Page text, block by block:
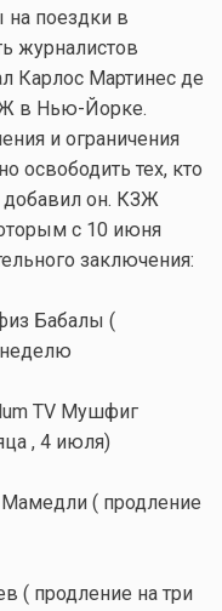
поездки в
журналистов
Карлос Мартинес де
в Нью-Йорке.
и ограничения
освободить тех, кто
добавил он. КЗЖ
с 10 июня
заключения:
Бабалы (
TV Мушфиг
, 4 июля)
Мамедли ( продление
( продление на три